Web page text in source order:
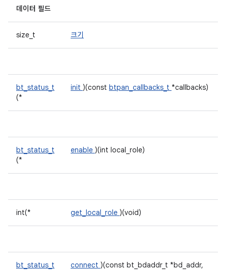
데이터 필드
size_t 크기
bt_status_t
(*
init )(const btpan_callbacks_t *callbacks)
bt_status_t
(*
enable )(int local_role)
int(* get_local_role )(void)
bt_status_t
connect )(const bt_bdaddr_t *bd_addr,